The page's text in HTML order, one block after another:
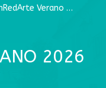
Verano 2026
2026